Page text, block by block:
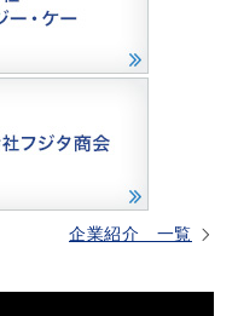
企業紹介 一覧